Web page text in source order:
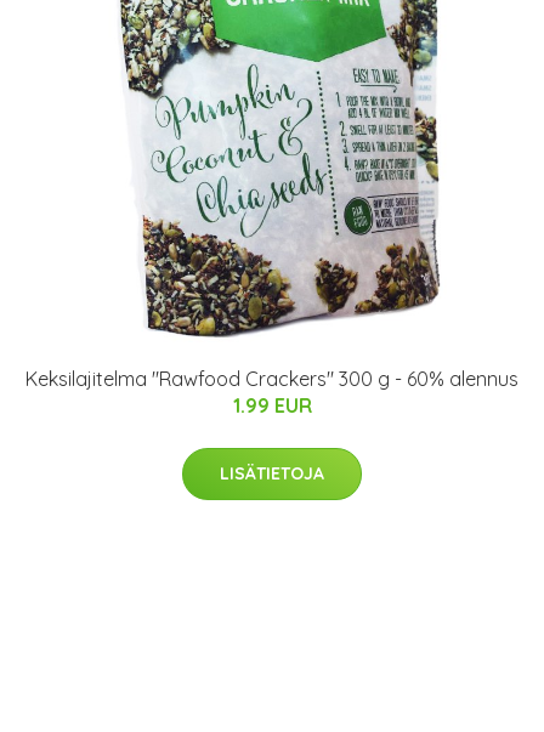
Keksilajitelma "Rawfood Crackers" 300 g - 60% alennus
1.99 EUR
LISÄTIETOJA